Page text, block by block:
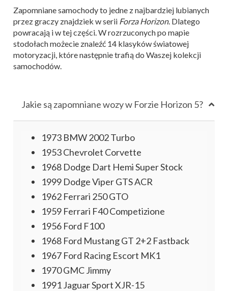
Zapomniane samochody to jedne z najbardziej lubianych
przez graczy znajdziek w serii Forza Horizon. Dlatego
powracają i w tej części. W rozrzuconych po mapie
stodołach możecie znaleźć 14 klasyków światowej
motoryzacji, które następnie trafią do Waszej kolekcji
samochodów.
Jakie są zapomniane wozy w Forzie Horizon 5?
1973 BMW 2002 Turbo
1953 Chevrolet Corvette
1968 Dodge Dart Hemi Super Stock
1999 Dodge Viper GTS ACR
1962 Ferrari 250 GTO
1959 Ferrari F40 Competizione
1956 Ford F100
1968 Ford Mustang GT 2+2 Fastback
1967 Ford Racing Escort MK1
1970 GMC Jimmy
1991 Jaguar Sport XJR-15